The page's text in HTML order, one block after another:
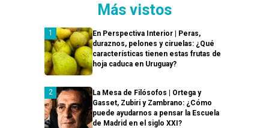
Más vistos
En Perspectiva Interior | Peras,
duraznos, pelones y ciruelas: ¿Qué
características tienen estas frutas de
hoja caduca en Uruguay?
La Mesa de Filósofos | Ortega y
Gasset, Zubiri y Zambrano: ¿Cómo
puede ayudarnos a pensar la Escuela
de Madrid en el siglo XXI?